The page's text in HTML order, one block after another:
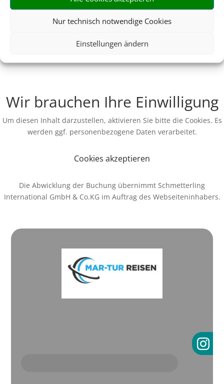
Nur technisch notwendige Cookies
Einstellungen ändern
Wir brauchen Ihre Einwilligung
Um diesen Inhalt darzustellen, aktivieren Sie bitte die Cookies. Es
werden ggf. personenbezogene Daten verarbeitet.
Cookies akzeptieren
Die Abwicklung der Buchung übernimmt Schmetterling
International GmbH & Co.KG im Auftrag des Webseiteninhabers.